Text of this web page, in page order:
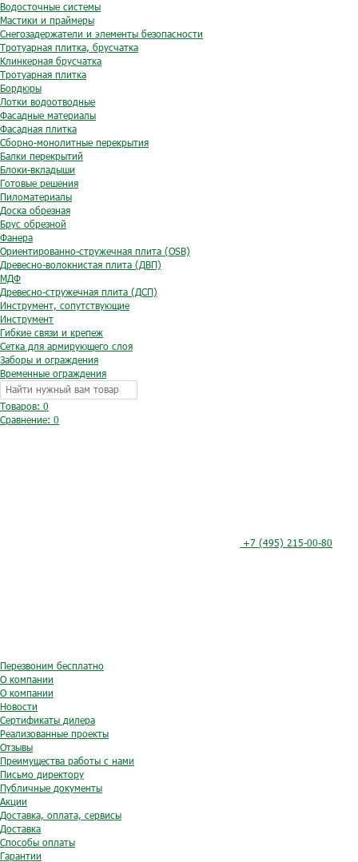
Водосточные системы
Мастики и праймеры
Снегозадержатели и элементы безопасности
Тротуарная плитка, брусчатка
Клинкерная брусчатка
Тротуарная плитка
Бордюры
Лотки водоотводные
Фасадные материалы
Фасадная плитка
Сборно-монолитные перекрытия
Балки перекрытий
Блоки-вкладыши
Готовые решения
Пиломатериалы
Доска обрезная
Брус обрезной
Фанера
Ориентированно-стружечная плита (OSB)
Древесно-волокнистая плита (ДВП)
МДФ
Древесно-стружечная плита (ДСП)
Инструмент, сопутствующие
Инструмент
Гибкие связи и крепеж
Сетка для армирующего слоя
Заборы и ограждения
Временные ограждения
Товаров: 0
Сравнение: 0
+7 (495) 215-00-80
Перезвоним бесплатно
О компании
О компании
Новости
Сертификаты дилера
Реализованные проекты
Отзывы
Преимущества работы с нами
Письмо директору
Публичные документы
Акции
Доставка, оплата, сервисы
Доставка
Способы оплаты
Гарантии